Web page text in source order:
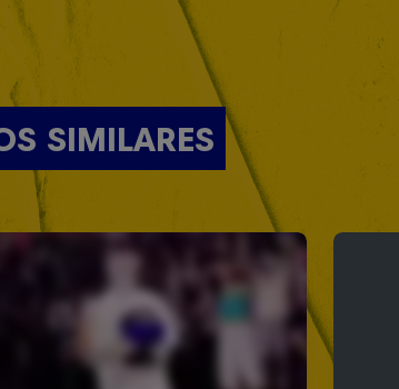
SIMILARES